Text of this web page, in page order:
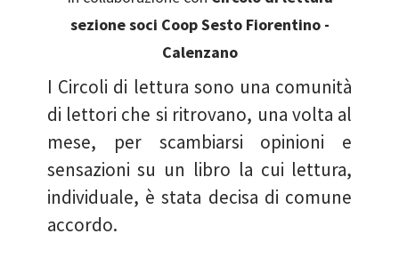
sezione soci Coop Sesto Fiorentino -
Calenzano
I Circoli di lettura sono una comunità
di lettori che si ritrovano, una volta al
mese, per scambiarsi opinioni e
sensazioni su un libro la cui lettura,
individuale, è stata decisa di comune
accordo.